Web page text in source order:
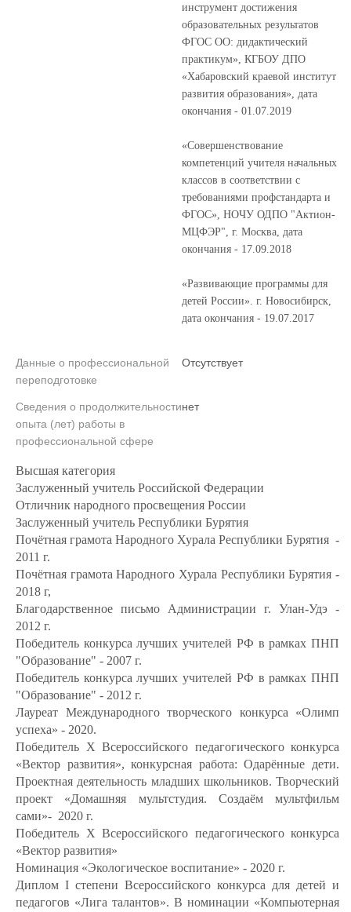
инструмент достижения
образовательных результатов
ФГОС ОО: дидактический
практикум», КГБОУ ДПО
«Хабаровский краевой институт
развития образования», дата
окончания - 01.07.2019
«Совершенствование
компетенций учителя начальных
классов в соответствии с
требованиями профстандарта и
ФГОС», НОЧУ ОДПО "Актион-
МЦФЭР", г. Москва, дата
окончания - 17.09.2018
«Развивающие программы для
детей России». г. Новосибирск,
дата окончания - 19.07.2017
Данные о профессиональной
переподготовке
Отсутствует
Сведения о продолжительности
опыта (лет) работы в
профессиональной сфере
нет
Высшая категория
Заслуженный учитель Российской Федерации
Отличник народного просвещения России
Заслуженный учитель Республики Бурятия
Почётная грамота Народного Хурала Республики Бурятия -
2011 г.
Почётная грамота Народного Хурала Республики Бурятия -
2018 г,
Благодарственное письмо Администрации г. Улан-Удэ -
2012 г.
Победитель конкурса лучших учителей РФ в рамках ПНП
"Образование" - 2007 г.
Победитель конкурса лучших учителей РФ в рамках ПНП
"Образование" - 2012 г.
Лауреат Международного творческого конкурса «Олимп
успеха» - 2020.
Победитель X Всероссийского педагогического конкурса
«Вектор развития», конкурсная работа: Одарённые дети.
Проектная деятельность младших школьников. Творческий
проект «Домашняя мультстудия. Создаём мультфильм
сами»- 2020 г.
Победитель X Всероссийского педагогического конкурса
«Вектор развития»
Номинация «Экологическое воспитание» - 2020 г.
Диплом I степени Всероссийского конкурса для детей и
педагогов «Лига талантов». В номинации «Компьютерная